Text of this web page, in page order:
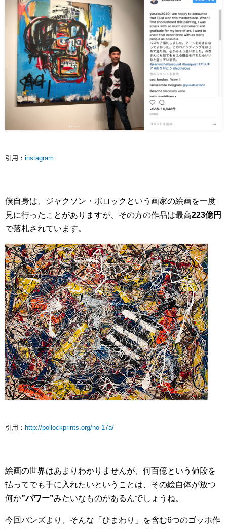
引用： instagram
僕自身は、ジャクソン・ポロックという画家の絵画を一度
見に行ったことがありますが、その方の作品は最高223億円
で落札されています。
引用： http://pollockprints.org/no-17a/
絵画の世界はあまりわかりませんが、何百億という値段を
払ってでも手に入れたいということは、その絵自体が放つ
何か”パワー”みたいなものがあるんでしょうね。
今回バンズより、そんな「ひまわり」を含む6つのゴッホ作